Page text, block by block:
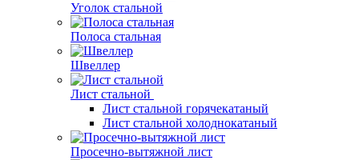
Уголок стальной
Полоса стальная
Швеллер
Лист стальной
Лист стальной горячекатаный
Лист стальной холоднокатаный
Просечно-вытяжной лист